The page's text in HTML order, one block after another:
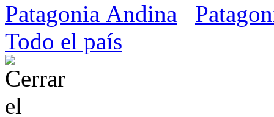
Patagonia Andina
Todo el país